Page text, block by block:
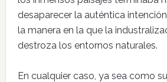
desaparecer la auténtica
la manera en la que la
destroza los entornos naturales.
En cualquier caso, ya sea como